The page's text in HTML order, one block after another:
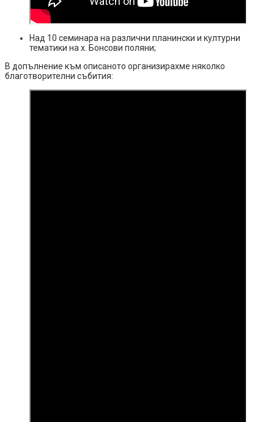
Над 10 семинара на различни планински и културни
тематики на х. Бонсови поляни;
В допълнение към описаното организирахме няколко
благотворителни събития: